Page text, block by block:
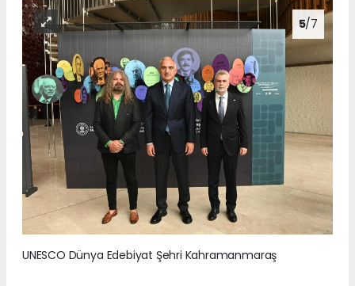
5/7
UNESCO Dünya Edebiyat Şehri Kahramanmaraş